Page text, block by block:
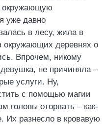
окружающую
уже давно
в лесу, жила в
деревнях о
Впрочем, никому
не причиняла –
услуги. Ну,
с помощью магии
головы оторвать – как-
Их разнесло в кровавую